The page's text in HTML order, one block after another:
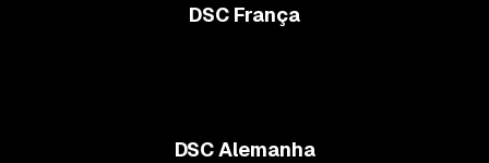
DSC França
DSC Alemanha